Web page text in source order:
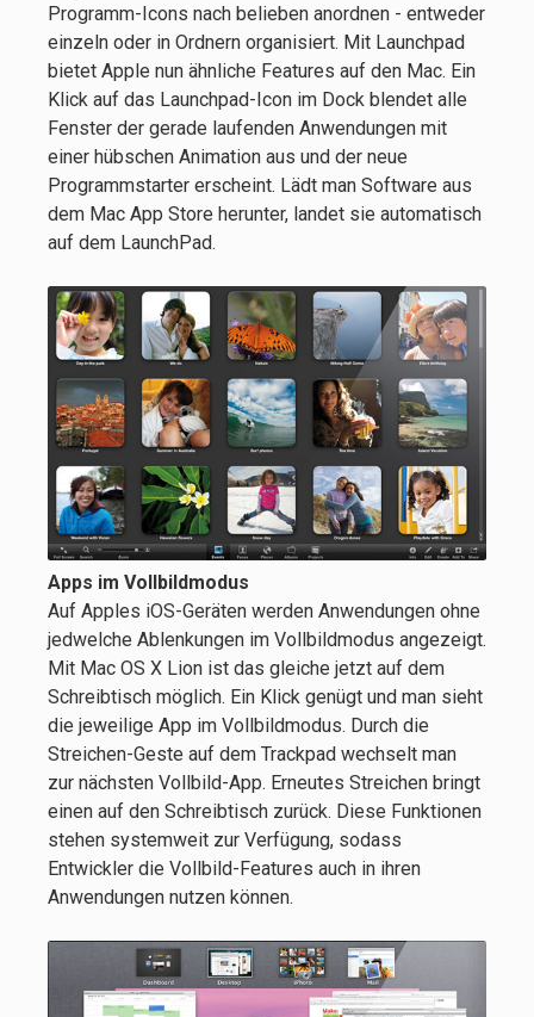
Programm-Icons nach belieben anordnen - entweder
einzeln oder in Ordnern organisiert. Mit Launchpad
bietet Apple nun ähnliche Features auf den Mac. Ein
Klick auf das Launchpad-Icon im Dock blendet alle
Fenster der gerade laufenden Anwendungen mit
einer hübschen Animation aus und der neue
Programmstarter erscheint. Lädt man Software aus
dem Mac App Store herunter, landet sie automatisch
auf dem LaunchPad.
Apps im Vollbildmodus
Auf Apples iOS-Geräten werden Anwendungen ohne
jedwelche Ablenkungen im Vollbildmodus angezeigt.
Mit Mac OS X Lion ist das gleiche jetzt auf dem
Schreibtisch möglich. Ein Klick genügt und man sieht
die jeweilige App im Vollbildmodus. Durch die
Streichen-Geste auf dem Trackpad wechselt man
zur nächsten Vollbild-App. Erneutes Streichen bringt
einen auf den Schreibtisch zurück. Diese Funktionen
stehen systemweit zur Verfügung, sodass
Entwickler die Vollbild-Features auch in ihren
Anwendungen nutzen können.